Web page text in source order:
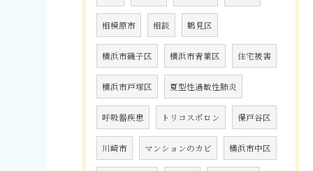
相模原市 相談 鶴見区
横浜市磯子区 横浜市青葉区 住宅被害
横浜市戸塚区 夏型性過敏性肺炎
呼吸器疾患 トリコスポロン 保戸谷区
川崎市 マンションのカビ 横浜市中区